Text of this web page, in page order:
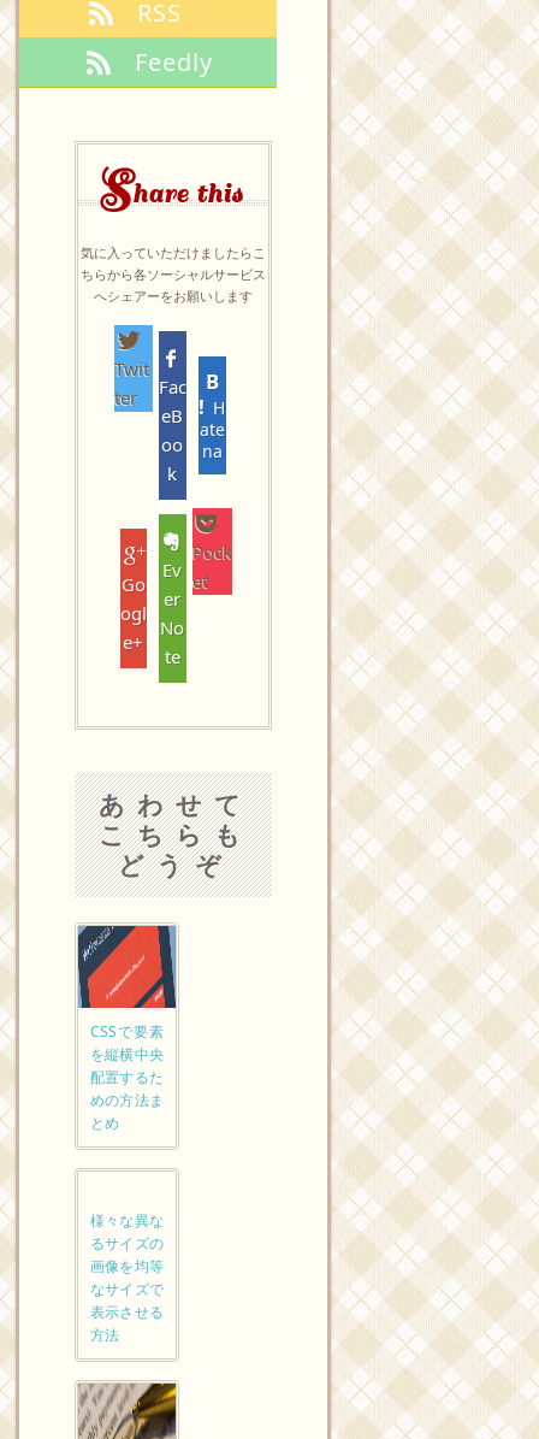
RSS
Feedly
Share this
気に入っていただけましたらこ
ちらから各ソーシャルサービス
へシェアーをお願いします
Twit
ter
Fac
eB
oo
k
H
ate
na
Go
ogl
e+
Ev
er
No
te
Pock
et
あわせて
こちらも
どうぞ
CSSで要素
を縦横中央
配置するた
めの方法ま
とめ
様々な異な
るサイズの
画像を均等
なサイズで
表示させる
方法